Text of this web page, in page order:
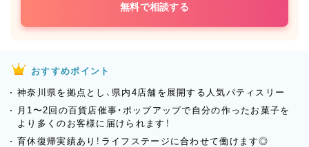
無料で相談する
おすすめポイント
神奈川県を拠点とし、県内4店舗を展開する人気パティスリー
月1〜2回の百貨店催事・ポップアップで自分の作ったお菓子を
より多くのお客様に届けられます！
育休復帰実績あり！ライフステージに合わせて働けます◎